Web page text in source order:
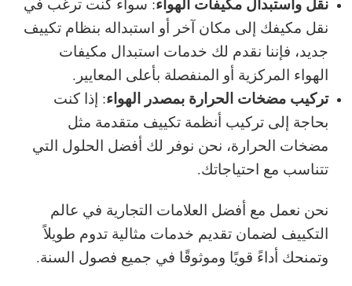
نقل مكيفك إلى مكان آخر أو استبداله بنظام تكييف
جديد، فإننا نقدم لك خدمات استبدال مكيفات
الهواء المركزية أو المنفصلة بأعلى المعايير.
تركيب مضخات الحرارة بمصدر الهواء: إذا كنت
بحاجة إلى تركيب أنظمة تكييف متقدمة مثل
مضخات الحرارة، نحن نوفر لك أفضل الحلول التي
تتناسب مع احتياجاتك.
نحن نعمل مع أفضل العلامات التجارية في عالم
التكييف لضمان تقديم خدمات مثالية تدوم طويلاً
وتمنحك أداءً قويًا وموثوقًا في جميع فصول السنة.